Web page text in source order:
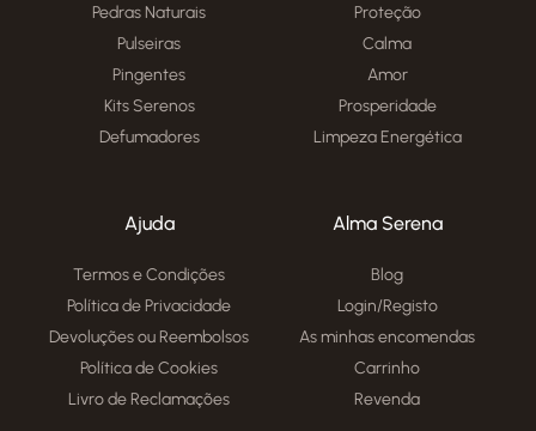
Pedras Naturais
Pulseiras
Pingentes
Kits Serenos
Defumadores
Proteção
Calma
Amor
Prosperidade
Limpeza Energética
Ajuda
Termos e Condições
Política de Privacidade
Devoluções ou Reembolsos
Política de Cookies
Livro de Reclamações
Alma Serena
Blog
Login/Registo
As minhas encomendas
Carrinho
Revenda